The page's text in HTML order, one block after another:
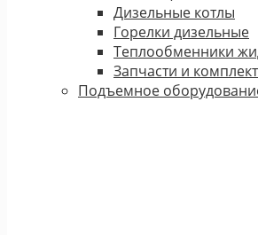
Дизельные котлы
Горелки дизельные
Теплообменники
Запчасти и
Подъемное